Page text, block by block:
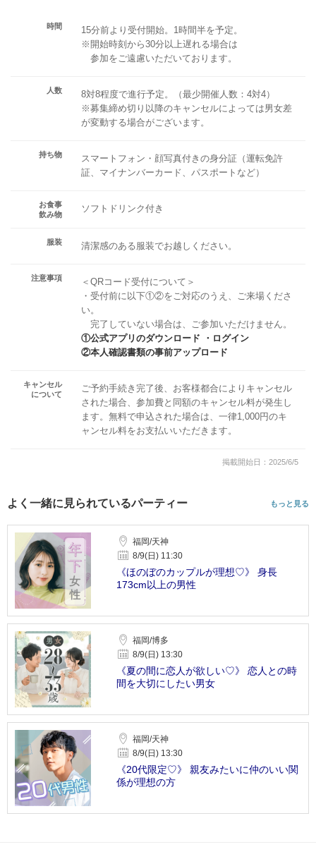
時間
15分前より受付開始。1時間半を予定。
※開始時刻から30分以上遅れる場合は
参加をご遠慮いただいております。
人数
8対8程度で進行予定。（最少開催人数：4対4）
※募集締め切り以降のキャンセルによっては男女差
が変動する場合がございます。
持ち物
スマートフォン・顔写真付きの身分証（運転免許
証、マイナンバーカード、パスポートなど）
お食事
飲み物
ソフトドリンク付き
服装 清潔感のある服装でお越しください。
注意事項
＜QRコード受付について＞
・受付前に以下①②をご対応のうえ、ご来場くださ
い。
完了していない場合は、ご参加いただけません。
①公式アプリのダウンロード ・ログイン
②本人確認書類の事前アップロード
キャンセル
について
ご予約手続き完了後、お客様都合によりキャンセル
された場合、参加費と同額のキャンセル料が発生し
ます。無料で申込された場合は、一律1,000円のキ
ャンセル料をお支払いいただきます。
掲載開始日：2025/6/5
よく一緒に見られているパーティー もっと見る
福岡/天神
8/9(日) 11:30
《ほのぼのカップルが理想♡》 身長
173cm以上の男性
福岡/博多
8/9(日) 13:30
《夏の間に恋人が欲しい♡》 恋人との時
間を大切にしたい男女
福岡/天神
8/9(日) 13:30
《20代限定♡》 親友みたいに仲のいい関
係が理想の方